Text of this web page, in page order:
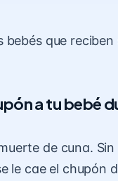
que reciben
a tu bebé
de cuna.
le cae el chupón